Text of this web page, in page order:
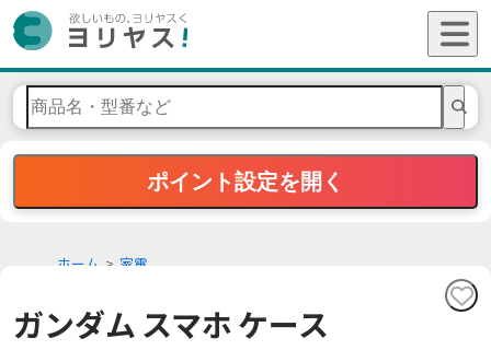
ポイント設定を開く
ホーム 家電
ガンダム スマホ ケース